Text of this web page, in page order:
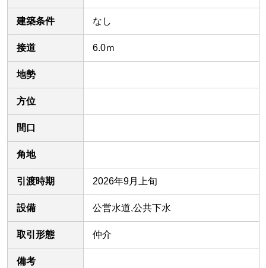
建築条件 なし
接道 6.0ｍ
地勢
方位
間口
角地
引渡時期 2026年9月上旬
設備 公営水道,公共下水
取引形態 仲介
備考